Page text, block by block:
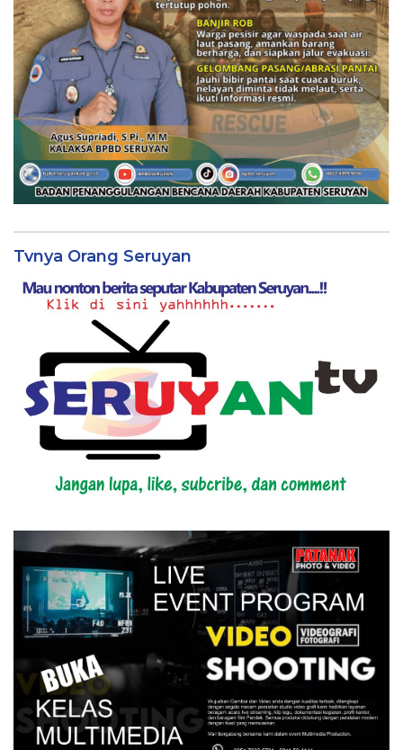
Tvnya Orang Seruyan